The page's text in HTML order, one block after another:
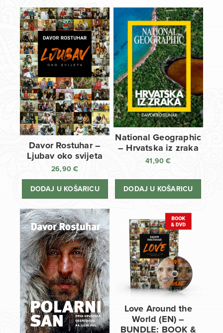
Davor Rostuhar –
Ljubav oko svijeta
26,90€
DODAJ U KOŠARICU
National Geographic
– Hrvatska iz zraka
41,90€
DODAJ U KOŠARICU
Love Around the
World (EN) –
BUNDLE: BOOK &